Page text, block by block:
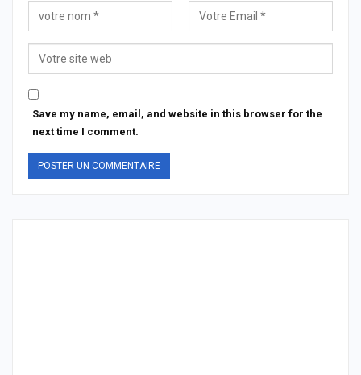
Save my name, email, and website in this browser for the
next time I comment.